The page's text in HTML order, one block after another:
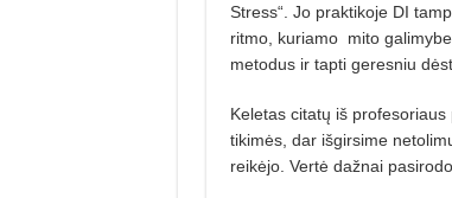
Stress“. Jo praktikoje DI
ritmo, kuriamo mito
metodus ir tapti geresniu
Keletas citatų iš
tikimės, dar išgirsime
reikėjo. Vertė dažnai